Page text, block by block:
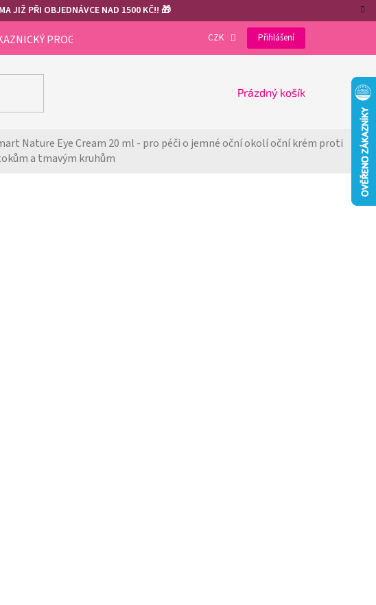
JIŽ PŘI OBJEDNÁVCE NAD 1500 KČ!! 🎁
PROGRAM VÝHODY REGISTRACE GDPR
CZK Přihlášení
NÁKUPNÍ
Prázdný košík
Nature Eye Cream 20 ml - pro péči o jemné oční okolí oční krém proti
a tmavým kruhům